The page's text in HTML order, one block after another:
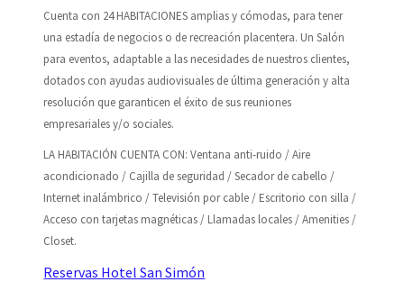
Cuenta con 24 HABITACIONES amplias y cómodas, para tener
una estadía de negocios o de recreación placentera. Un Salón
para eventos, adaptable a las necesidades de nuestros clientes,
dotados con ayudas audiovisuales de última generación y alta
resolución que garanticen el éxito de sus reuniones
empresariales y/o sociales.
LA HABITACIÓN CUENTA CON: Ventana anti-ruido / Aire
acondicionado / Cajilla de seguridad / Secador de cabello /
Internet inalámbrico / Televisión por cable / Escritorio con silla /
Acceso con tarjetas magnéticas / Llamadas locales / Amenities /
Closet.
Reservas Hotel San Simón